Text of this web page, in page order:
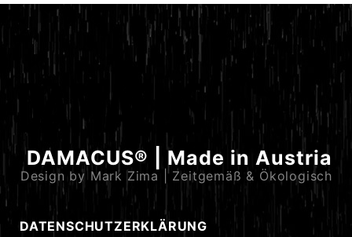
DAMACUS® | Made in Austria
Design by Mark Zima | Zeitgemäß & Ökologisch
DATENSCHUTZERKLÄRUNG